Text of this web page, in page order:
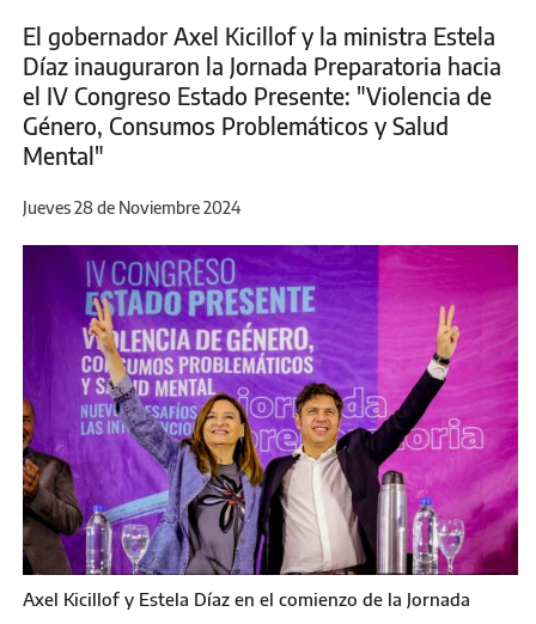
El gobernador Axel Kicillof y la ministra Estela
Díaz inauguraron la Jornada Preparatoria hacia
el IV Congreso Estado Presente: "Violencia de
Género, Consumos Problemáticos y Salud
Mental"
Jueves 28 de Noviembre 2024
Axel Kicillof y Estela Díaz en el comienzo de la Jornada